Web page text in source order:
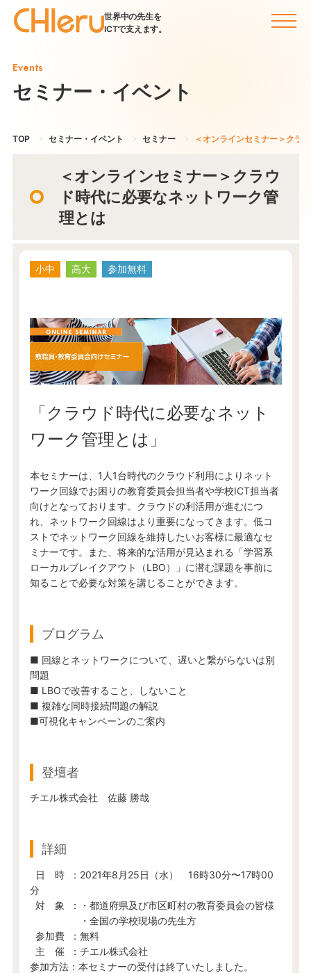
世界中の先生を
ICTで支えます。
Events
セミナー・イベント
TOP セミナー・イベント セミナー ＜オンラインセミナー＞クラ
＜オンラインセミナー＞クラウ
ド時代に必要なネットワーク管
理とは
小中 高大 参加無料
「クラウド時代に必要なネット
ワーク管理とは」
本セミナーは、1人1台時代のクラウド利用によりネット
ワーク回線でお困りの教育委員会担当者や学校ICT担当者
向けとなっております。クラウドの利活用が進むにつ
れ、ネットワーク回線はより重要になってきます。低コ
ストでネットワーク回線を維持したいお客様に最適なセ
ミナーです。また、将来的な活用が見込まれる「学習系
ローカルブレイクアウト（LBO）」に潜む課題を事前に
知ることで必要な対策を講じることができます。
プログラム
■ 回線とネットワークについて、遅いと繋がらないは別
問題
■ LBOで改善すること、しないこと
■ 複雑な同時接続問題の解説
■可視化キャンペーンのご案内
登壇者
チエル株式会社 佐藤 勝哉
詳細
日 時 ：2021年8月25日（水） 16時30分〜17時00
分
対 象 ：・都道府県及び市区町村の教育委員会の皆様
・全国の学校現場の先生方
参加費 ：無料
主 催 ：チエル株式会社
参加方法：本セミナーの受付は終了いたしました。